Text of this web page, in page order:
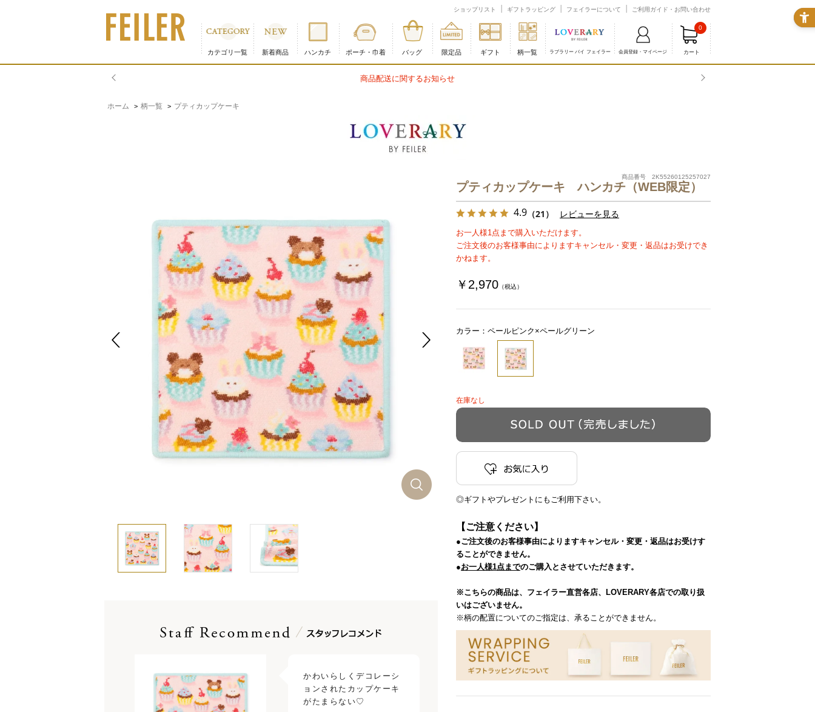
ショップリスト ギフトラッピング フェイラーについて ご利用ガイド・お問い合わせ
カテゴリ一覧 新着商品 ハンカチ ポーチ・巾着 バッグ 限定品 ギフト 柄一覧 ラブラリー バイ フェイラー 会員登録・マイページ カート
0
商品配送に関するお知らせ
ホーム > 柄一覧 > プティカップケーキ
かわいらしくデコレーシ
ョンされたカップケーキ
がたまらない♡
商品番号 2K55260125257027
プティカップケーキ ハンカチ（WEB限定）
4.9 （21） レビューを見る
お一人様1点まで購入いただけます。
ご注文後のお客様事由によりますキャンセル・変更・返品はお受けでき
かねます。
￥2,970 （税込）
カラー：ペールピンク×ペールグリーン
在庫なし
◎ギフトやプレゼントにもご利用下さい。
【ご注意ください】
●ご注文後のお客様事由によりますキャンセル・変更・返品はお受けす
ることができません。
●お一人様1点までのご購入とさせていただきます。
※こちらの商品は、フェイラー直営各店、LOVERARY各店での取り扱
いはございません。
※柄の配置についてのご指定は、承ることができません。